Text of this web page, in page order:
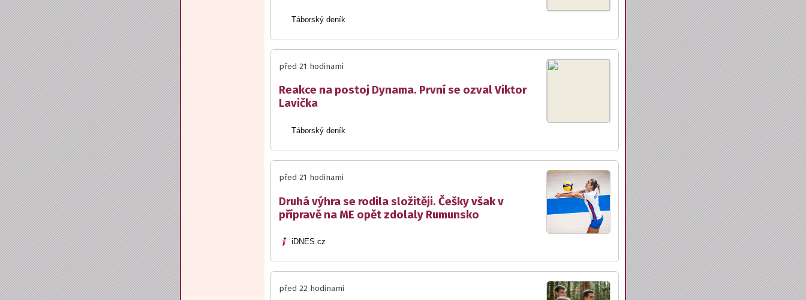
Táborský deník
před 21 hodinami
Reakce na postoj Dynama. První se ozval Viktor
Lavička
Táborský deník
před 21 hodinami
Druhá výhra se rodila složitěji. Češky však v
přípravě na ME opět zdolaly Rumunsko
iDNES.cz
před 22 hodinami